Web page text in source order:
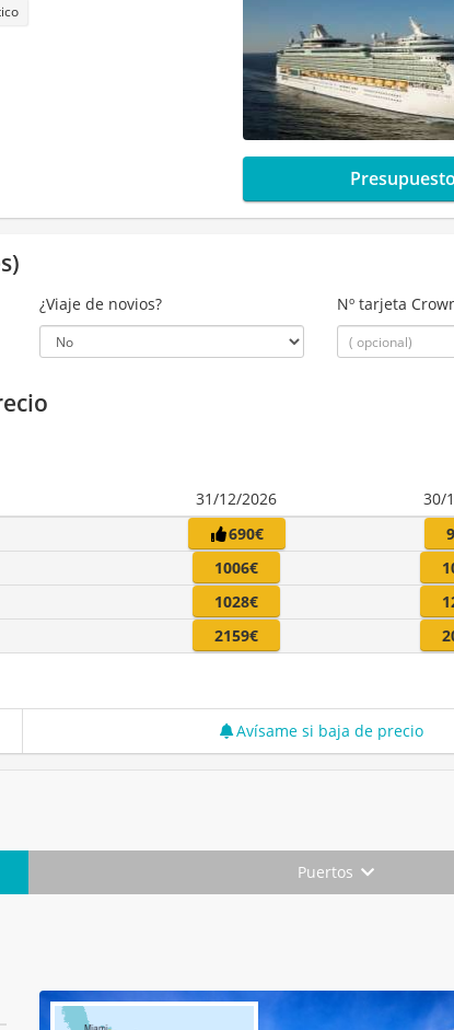
¿Viaje de novios? Nº tarjeta
31/12/2026
30/
690€
1006€
1028€
2159€
Avísame si baja de precio
Puertos